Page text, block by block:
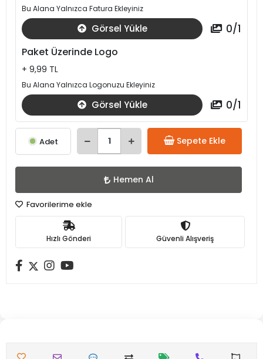
Bu Alana Yalnızca Fatura Ekleyiniz
Görsel Yükle 0/1
Paket Üzerinde Logo
+ 9,99 TL
Bu Alana Yalnızca Logonuzu Ekleyiniz
Görsel Yükle 0/1
Adet Sepete Ekle
Hemen Al
Favorilerime ekle
Hızlı Gönderi Güvenli Alışveriş